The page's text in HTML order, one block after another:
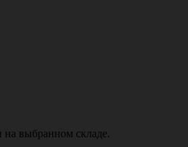
на выбранном складе.